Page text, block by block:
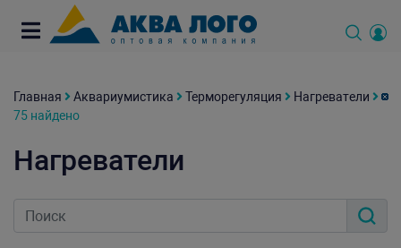
Главная Аквариумистика Терморегуляция
Нагреватели
75 найдено
Нагреватели